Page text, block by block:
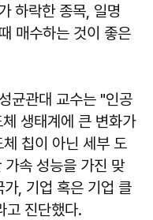
하락한 종목, 일명
매수하는 것이 좋은
균관대 교수는 "인공
생태계에 큰 변화가
칩이 아닌 세부 도
속 성능을 가진 맞
, 기업 혹은 기업 클
고 진단했다.